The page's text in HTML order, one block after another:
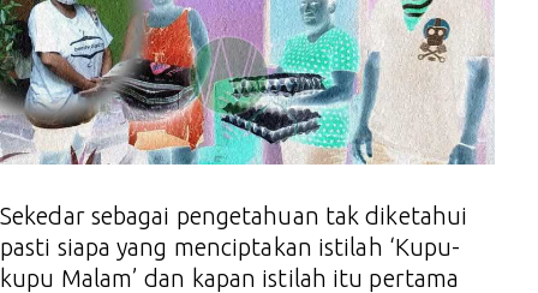
Sekedar sebagai pengetahuan tak diketahui
pasti siapa yang menciptakan istilah ‘Kupu-
kupu Malam’ dan kapan istilah itu pertama